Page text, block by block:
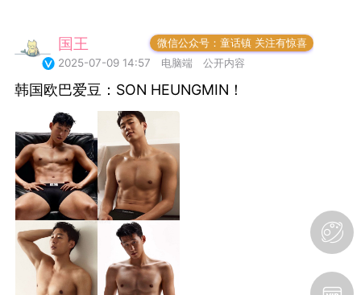
上线：大家请
阅号：童话镇
免 + 9元短袖秒
1
SADBOY® 一颗星 三颗星
独创设计 + 恶搞潮牌宝可
梦涂鸦 限定 亏本发售ing！
（19.9块 100% 新疆纯
棉!）先到先得！！！！王
国王
微信公众号：童话镇 关注有惊喜
2025-07-09 14:57
电脑端 公开内容
韩国欧巴爱豆：SON HEUNGMIN！